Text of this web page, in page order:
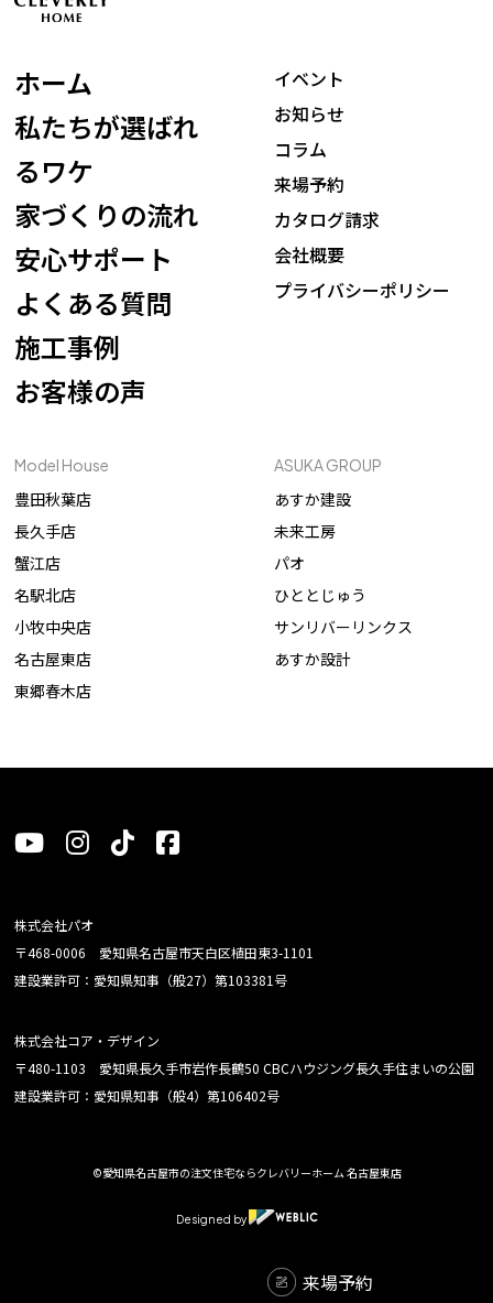
ホーム
私たちが選ばれ
るワケ
家づくりの流れ
安心サポート
よくある質問
施工事例
お客様の声
イベント
お知らせ
コラム
来場予約
カタログ請求
会社概要
プライバシーポリシー
Model House
豊田秋葉店
長久手店
蟹江店
名駅北店
小牧中央店
名古屋東店
東郷春木店
ASUKA GROUP
あすか建設
未来工房
パオ
ひととじゅう
サンリバーリンクス
あすか設計
来場予約
株式会社パオ
〒468-0006 愛知県名古屋市天白区植田東3-1101
建設業許可：愛知県知事（般27）第103381号
株式会社コア・デザイン
〒480-1103 愛知県長久手市岩作長鶴50 CBCハウジング長久手住まいの公園
建設業許可：愛知県知事（般4）第106402号
©愛知県名古屋市の注文住宅ならクレバリーホーム 名古屋東店
Designed by